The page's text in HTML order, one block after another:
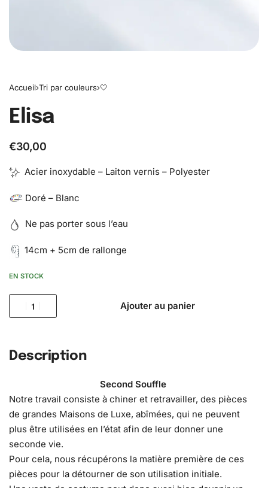
Accueil›Tri par couleurs›🤍
Elisa
€30,00
Acier inoxydable – Laiton vernis – Polyester
Doré – Blanc
Ne pas porter sous l’eau
14cm + 5cm de rallonge
EN STOCK
Ajouter au panier
Description
Second Souffle
Notre travail consiste à chiner et retravailler, des pièces
de grandes Maisons de Luxe, abîmées, qui ne peuvent
plus être utilisées en l’état afin de leur donner une
seconde vie.
Pour cela, nous récupérons la matière première de ces
pièces pour la détourner de son utilisation initiale.